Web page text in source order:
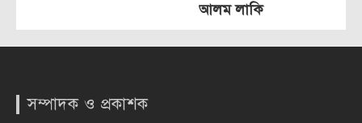
আলম লাকি
সম্পাদক ও প্রকাশক